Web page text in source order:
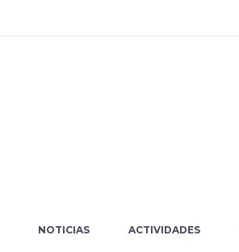
NOTICIAS ACTIVIDADES